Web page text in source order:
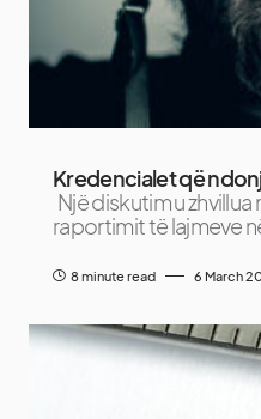
Kredencialet që
Një diskutim u
raportimit të lajmeve
8 minute read 6 March